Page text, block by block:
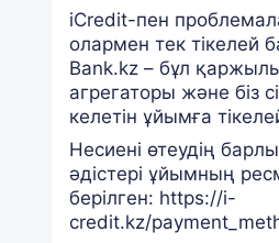
iCredit-пен
олармен тек тікелей
Bank.kz – бұл
агрегаторы және біз
келетін ұйымға
Несиені өтеудің
әдістері ұйымның
берілген: https://i-
credit.kz/